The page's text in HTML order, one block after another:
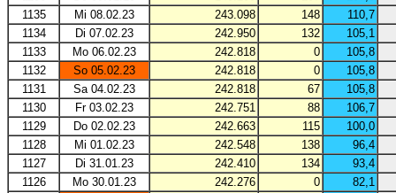
1135
Mi 08.02.23 243.098 148
110,7
1134
Di 07.02.23 242.950 132
105,1
1133
Mo 06.02.23 242.818 0
105,8
1132
So 05.02.23 242.818 0
105,8
1131
Sa 04.02.23 242.818 67
105,8
1130
Fr 03.02.23 242.751 88
106,7
1129
Do 02.02.23 242.663 115
100,0
1128
Mi 01.02.23 242.548 138
96,4
1127
Di 31.01.23 242.410 134
93,4
1126
Mo 30.01.23 242.276 0
82,1